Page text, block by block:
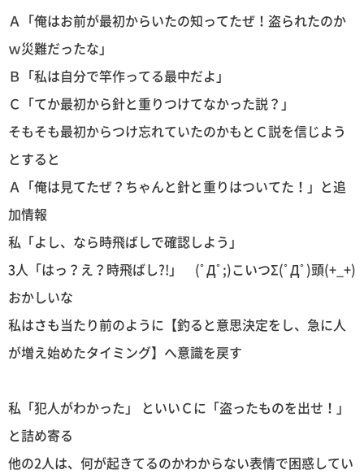
Ａ「俺はお前が最初からいたの知ってたぜ！盗られたのか
ｗ災難だったな」
Ｂ「私は自分で竿作ってる最中だよ」
Ｃ「てか最初から針と重りつけてなかった説？」
そもそも最初からつけ忘れていたのかもとＣ説を信じよう
とすると
Ａ「俺は見てたぜ？ちゃんと針と重りはついてた！」と追
加情報
私「よし、なら時飛ばしで確認しよう」
3人「はっ？え？時飛ばし?!」 (ﾟДﾟ;)こいつΣ(ﾟДﾟ)頭(+_+)
おかしいな
私はさも当たり前のように【釣ると意思決定をし、急に人
が増え始めたタイミング】へ意識を戻す
私「犯人がわかった」 といいＣに「盗ったものを出せ！」
と詰め寄る
他の2人は、何が起きてるのかわからない表情で困惑してい